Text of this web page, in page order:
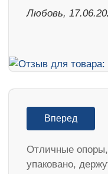
Любовь,
Вперед
Отличные
упаковано,